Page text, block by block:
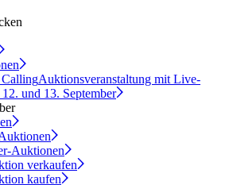
Auktionsveranstaltung mit Live-
und 13. September
Auktionen
verkaufen
kaufen